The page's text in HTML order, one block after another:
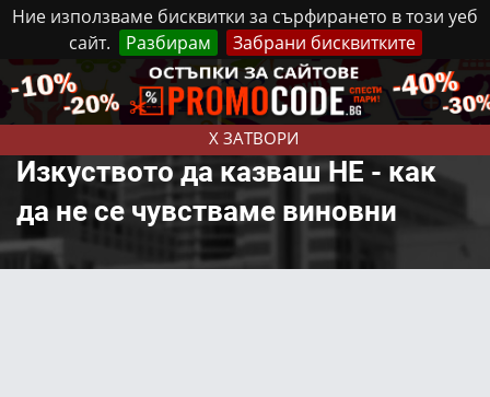
Ние използваме бисквитки за сърфирането в този уеб
сайт.
Разбирам Забрани бисквитките
X ЗАТВОРИ
Неделя, 9 Август, 2026 Реклама Контакти
Изкуството да казваш НЕ - как
да не се чувстваме виновни